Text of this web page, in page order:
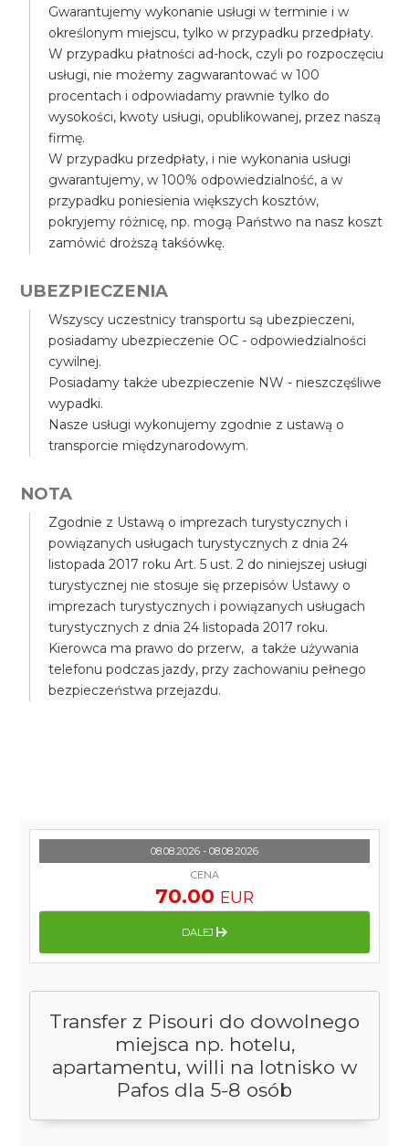
Gwarantujemy wykonanie usługi w terminie i w
określonym miejscu, tylko w przypadku przedpłaty.
W przypadku płatności ad-hock, czyli po rozpoczęciu
usługi, nie możemy zagwarantować w 100
procentach i odpowiadamy prawnie tylko do
wysokości, kwoty usługi, opublikowanej, przez naszą
firmę.
W przypadku przedpłaty, i nie wykonania usługi
gwarantujemy, w 100% odpowiedzialność, a w
przypadku poniesienia większych kosztów,
pokryjemy różnicę, np. mogą Państwo na nasz koszt
zamówić droższą takśówkę.
UBEZPIECZENIA
Wszyscy uczestnicy transportu są ubezpieczeni,
posiadamy ubezpieczenie OC - odpowiedzialności
cywilnej.
Posiadamy także ubezpieczenie NW - nieszczęśliwe
wypadki.
Nasze usługi wykonujemy zgodnie z ustawą o
transporcie międzynarodowym.
NOTA
Zgodnie z Ustawą o imprezach turystycznych i
powiązanych usługach turystycznych z dnia 24
listopada 2017 roku Art. 5 ust. 2 do niniejszej usługi
turystycznej nie stosuje się przepisów Ustawy o
imprezach turystycznych i powiązanych usługach
turystycznych z dnia 24 listopada 2017 roku.
Kierowca ma prawo do przerw, a także używania
telefonu podczas jazdy, przy zachowaniu pełnego
bezpieczeństwa przejazdu.
Transfer z Pisouri do dowolnego
miejsca np. hotelu,
apartamentu, willi na lotnisko w
Pafos dla 5-8 osób
08.08.2026 - 08.08.2026
CENA
70.00 EUR
DALEJ